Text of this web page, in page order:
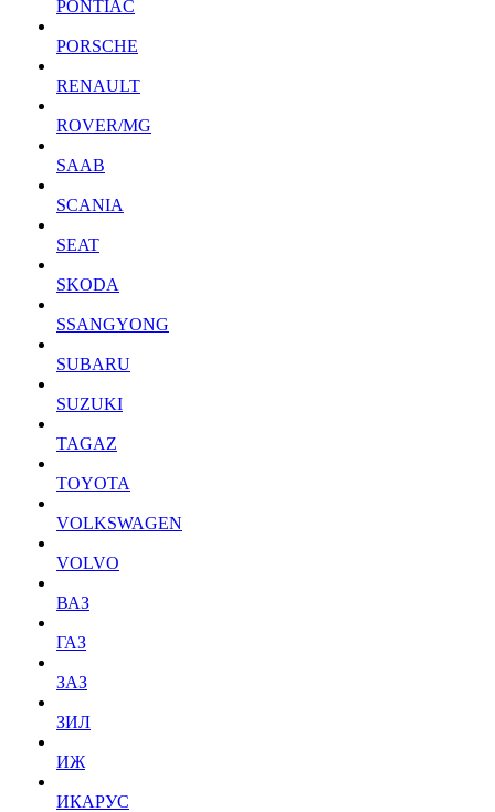
PONTIAC
PORSCHE
RENAULT
ROVER/MG
SAAB
SCANIA
SEAT
SKODA
SSANGYONG
SUBARU
SUZUKI
TAGAZ
TOYOTA
VOLKSWAGEN
VOLVO
ВАЗ
ГАЗ
ЗАЗ
ЗИЛ
ИЖ
ИКАРУС